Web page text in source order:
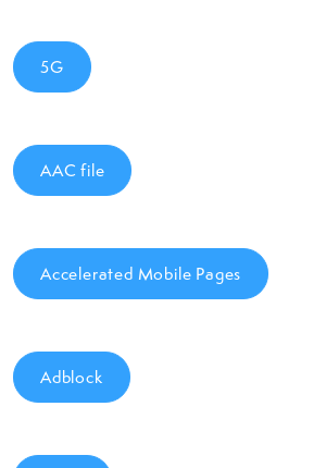
5G
AAC file
Accelerated Mobile Pages
Adblock